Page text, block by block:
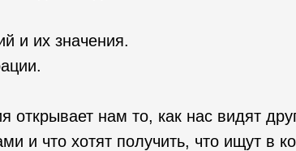
и их значения.
открывает нам то, как нас видят
и что хотят получить, что ищут в